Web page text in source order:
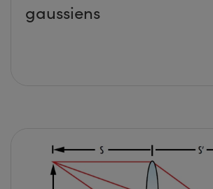
gaussiens